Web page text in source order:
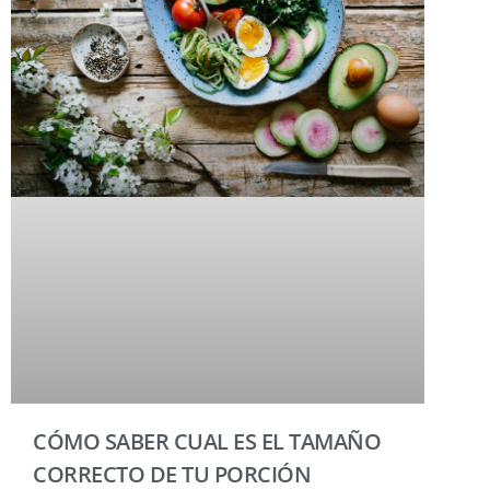
CÓMO SABER CUAL ES EL TAMAÑO
CORRECTO DE TU PORCIÓN